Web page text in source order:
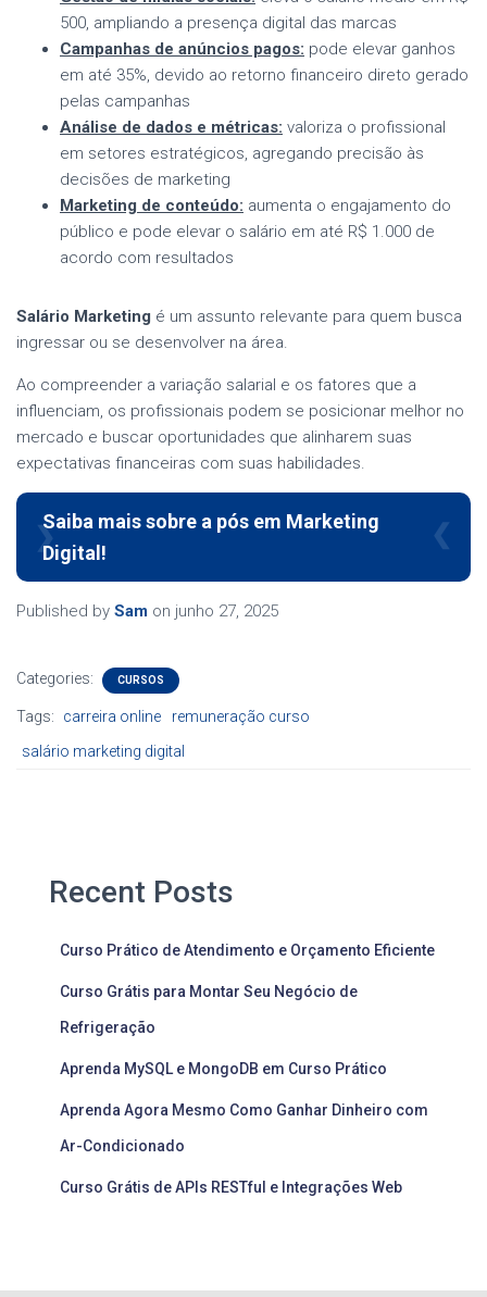
500, ampliando a presença digital das marcas
Campanhas de anúncios pagos: pode elevar ganhos
em até 35%, devido ao retorno financeiro direto gerado
pelas campanhas
Análise de dados e métricas: valoriza o profissional
em setores estratégicos, agregando precisão às
decisões de marketing
Marketing de conteúdo: aumenta o engajamento do
público e pode elevar o salário em até R$ 1.000 de
acordo com resultados
Salário Marketing é um assunto relevante para quem busca
ingressar ou se desenvolver na área.
Ao compreender a variação salarial e os fatores que a
influenciam, os profissionais podem se posicionar melhor no
mercado e buscar oportunidades que alinharem suas
expectativas financeiras com suas habilidades.
Saiba mais sobre a pós em Marketing
Digital!
Published by Sam on junho 27, 2025
Categories: CURSOS
Tags: carreira online
remuneração curso
salário marketing digital
Recent Posts
Curso Prático de Atendimento e Orçamento Eficiente
Curso Grátis para Montar Seu Negócio de
Refrigeração
Aprenda MySQL e MongoDB em Curso Prático
Aprenda Agora Mesmo Como Ganhar Dinheiro com
Ar-Condicionado
Curso Grátis de APIs RESTful e Integrações Web